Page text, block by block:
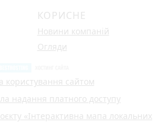
КОРИСНЕ
Новини компаній
Огляди
користування сайтом
надання платного доступу
«Інтерактивна мапа локальних